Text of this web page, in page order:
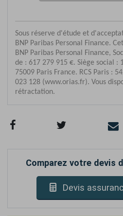
Comparez votre devis
Devis